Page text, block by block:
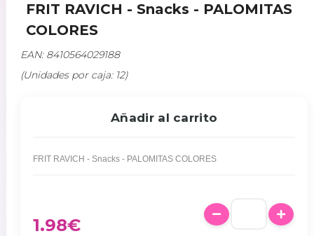
FRIT RAVICH - Snacks - PALOMITAS
COLORES
EAN: 8410564029188
(Unidades por caja: 12)
Añadir al carrito
FRIT RAVICH - Snacks - PALOMITAS COLORES
1.98€